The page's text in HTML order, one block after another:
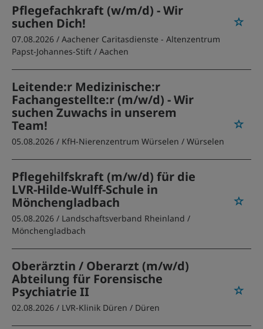
Pflegefachkraft (w/m/d) - Wir
suchen Dich!
07.08.2026 / Aachener Caritasdienste - Altenzentrum
Papst-Johannes-Stift / Aachen
Leitende:r Medizinische:r
Fachangestellte:r (m/w/d) - Wir
suchen Zuwachs in unserem
Team!
05.08.2026 / KfH-Nierenzentrum Würselen / Würselen
Pflegehilfskraft (m/w/d) für die
LVR-Hilde-Wulff-Schule in
Mönchengladbach
05.08.2026 / Landschaftsverband Rheinland /
Mönchengladbach
Oberärztin / Oberarzt (m/w/d)
Abteilung für Forensische
Psychiatrie II
02.08.2026 / LVR-Klinik Düren / Düren